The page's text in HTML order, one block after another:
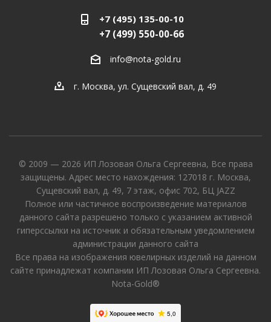
+7 (495) 135-00-10
+7 (499) 550-00-66
info@nota-gold.ru
г. Москва, ул. Сущевский вал, д. 49
© 2009 — 2026 ИП Лозовая Ольга Сергеевна, Все права
защищены. Адрес место нахождения: 127018 г. Москва,
Сущевский вал, д. 49, 7 этаж, офис 702, БЦ JAZZ
Полное или частичное воспроизведение материалов
данного сайта разрешено только с указанием активной
гиперссылки на источник и обязательным уведомлением
администрации данного сайта
Все права на изображения ювелирных изделий на данном
сайте принадлежат компании ИП Лозовая Ольга Сергеевна.
Nota-Gold®